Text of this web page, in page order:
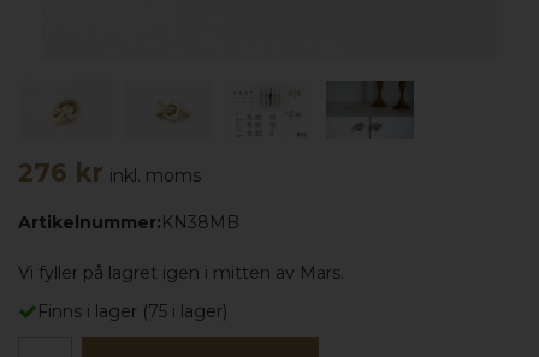
276 kr inkl. moms
Artikelnummer:KN38MB
Vi fyller på lagret igen i mitten av Mars.
Finns i lager (75 i lager)